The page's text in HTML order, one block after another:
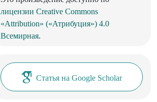
лицензии Creative Commons
«Attribution» («Атрибуция») 4.0
Всемирная.
Статья на Google Scholar